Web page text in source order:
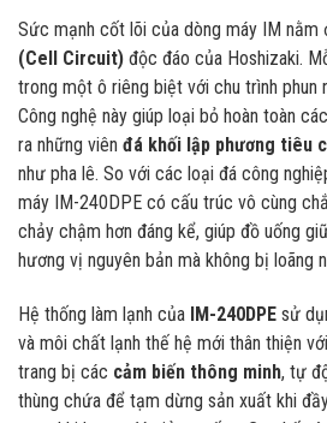
Sức mạnh cốt lõi của dòng máy IM nằm
(Cell Circuit) độc đáo của Hoshizaki.
trong một ô riêng biệt với chu trình
Công nghệ này giúp loại bỏ hoàn toàn
ra những viên đá khối lập phương tiêu
như pha lê. So với các loại đá công
máy IM-240DPE có cấu trúc vô cùng
chảy chậm hơn đáng kể, giúp đồ uống
hương vị nguyên bản mà không bị loãng
Hệ thống làm lạnh của IM-240DPE sử
và môi chất lạnh thế hệ mới thân thiện
trang bị các cảm biến thông minh, tự
thùng chứa để tạm dừng sản xuất khi